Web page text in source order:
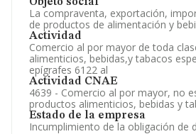
La compraventa, exportación,
de productos de alimentación y
Actividad
Comercio al por mayor de toda
alimenticios, bebidas,y tabacos
epígrafes 6122 al
Actividad CNAE
4639 - Comercio al por mayor, no
productos alimenticios, bebidas y
Estado de la empresa
Incumplimiento de la obligación de